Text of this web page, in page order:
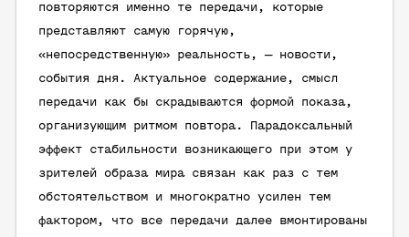
повторяются именно те передачи, которые
представляют самую горячую,
«непосредственную» реальность, — новости,
события дня. Актуальное содержание, смысл
передачи как бы скрадываются формой показа,
организующим ритмом повтора. Парадоксальный
эффект стабильности возникающего при этом у
зрителей образа мира связан как раз с тем
обстоятельством и многократно усилен тем
фактором, что все передачи далее вмонтированы